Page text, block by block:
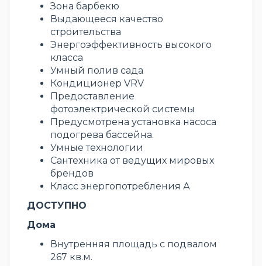
Зона барбекю
Выдающееся качество
строительства
Энергоэффективность высокого
класса
Умный полив сада
Кондиционер VRV
Предоставление
фотоэлектрической системы
Предусмотрена установка насоса
подогрева бассейна.
Умные технологии
Сантехника от ведущих мировых
брендов
Класс энергопотребления А
ДОСТУПНО
Дома
Внутренняя площадь с подвалом
267 кв.м.